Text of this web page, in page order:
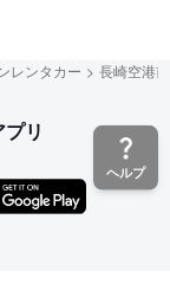
ヘルプ
レンタカー 長崎空港前
リ